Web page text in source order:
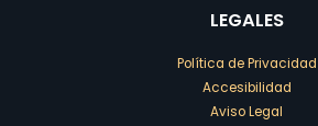
LEGALES
Política de Privacidad
Accesibilidad
Aviso Legal